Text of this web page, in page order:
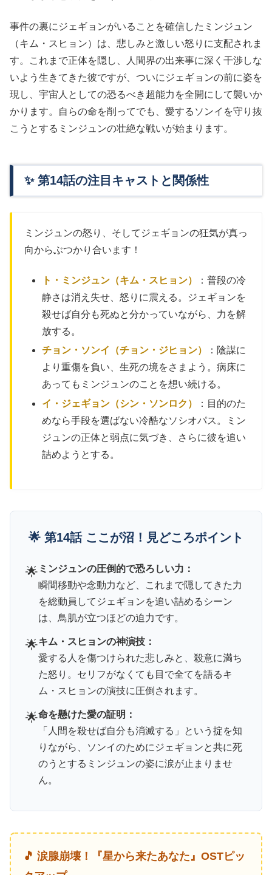
事件の裏にジェギョンがいることを確信したミンジュン
（キム・スヒョン）は、悲しみと激しい怒りに支配されま
す。これまで正体を隠し、人間界の出来事に深く干渉しな
いよう生きてきた彼ですが、ついにジェギョンの前に姿を
現し、宇宙人としての恐るべき超能力を全開にして襲いか
かります。自らの命を削ってでも、愛するソンイを守り抜
こうとするミンジュンの壮絶な戦いが始まります。
✨ 第14話の注目キャストと関係性
ミンジュンの怒り、そしてジェギョンの狂気が真っ
向からぶつかり合います！
ト・ミンジュン（キム・スヒョン）
：普段の冷
静さは消え失せ、怒りに震える。ジェギョンを
殺せば自分も死ぬと分かっていながら、力を解
放する。
チョン・ソンイ（チョン・ジヒョン）
：陰謀に
より重傷を負い、生死の境をさまよう。病床に
あってもミンジュンのことを想い続ける。
イ・ジェギョン（シン・ソンロク）
：目的のた
めなら手段を選ばない冷酷なソシオパス。ミン
ジュンの正体と弱点に気づき、さらに彼を追い
詰めようとする。
🌟 第14話 ここが沼！見どころポイント
🌟 ミンジュンの圧倒的で恐ろしい力：
瞬間移動や念動力など、これまで隠してきた力
を総動員してジェギョンを追い詰めるシーン
は、鳥肌が立つほどの迫力です。
🌟キム・スヒョンの神演技：
愛する人を傷つけられた悲しみと、殺意に満ち
た怒り。セリフがなくても目で全てを語るキ
ム・スヒョンの演技に圧倒されます。
🌟命を懸けた愛の証明：
「人間を殺せば自分も消滅する」という掟を知
りながら、ソンイのためにジェギョンと共に死
のうとするミンジュンの姿に涙が止まりませ
ん。
🎵 涙腺崩壊！『星から来たあなた』OSTピッ